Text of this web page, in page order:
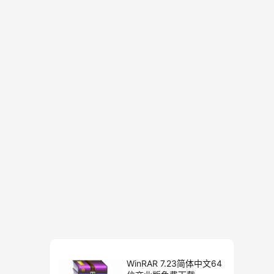
WinRAR 7.23简体中文64